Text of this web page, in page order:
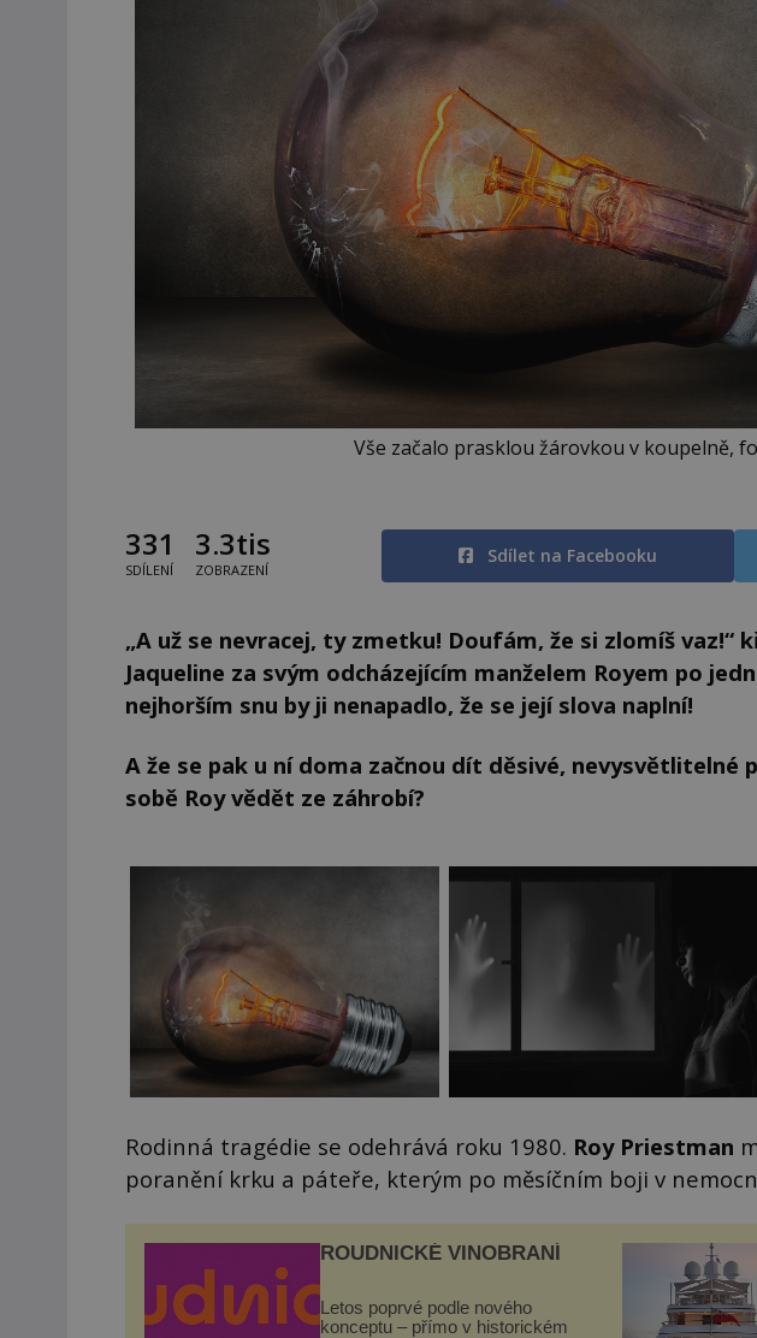
Vše začalo prasklou žárovkou v koupelně,
331
SDÍLENÍ
3.3tis
ZOBRAZENÍ
Sdílet na Facebooku
„A už se nevracej, ty zmetku! Doufám, že si zlomíš vaz!“
Jaqueline za svým odcházejícím manželem Royem po
nejhorším snu by ji nenapadlo, že se její slova naplní!
A že se pak u ní doma začnou dít děsivé, nevysvětlitelné
sobě Roy vědět ze záhrobí?
Rodinná tragédie se odehrává roku 1980. Roy Priestman
poranění krku a páteře, kterým po měsíčním boji v
ROUDNICKÉ VINOBRANÍ
Letos poprvé podle nového
konceptu – přímo v historickém